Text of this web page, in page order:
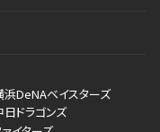
浜DeNAベイスターズ
日ドラゴンズ